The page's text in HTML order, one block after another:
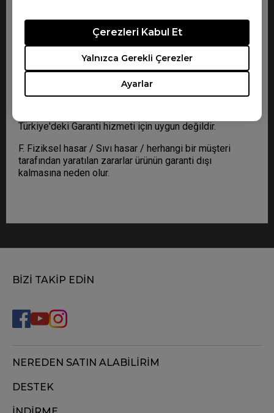
Ayarlar
Yalnızca Gerekli Çerezler
Çerezleri Kabul Et
logoyu taşıyan; ve
C. BenQ'nun Yetkili Dağıtıcı veya Satıcısı tarafından
dağıtılan veya satılan; ve
D. Seri numarası ile geçerli Satın Alma Kanıtı
Türkiye'deki Garanti hizmeti için uygun değildir.
F. Fiziksel hasar / Sıvı hasar / herhangi bir müşteri
tarafından yaratılan zararlar ürünün garanti dışı
kalmasına neden olur.
BİZİ TAKİP EDİN
NEREDEN SATIN ALABİLİRİM
DESTEK